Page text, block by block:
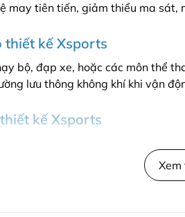
may tiên tiến, giảm thiểu ma
thiết kế Xsports
bộ, đạp xe, hoặc các môn thể
lưu thông không khí khi vận
kế Xsports
Xem